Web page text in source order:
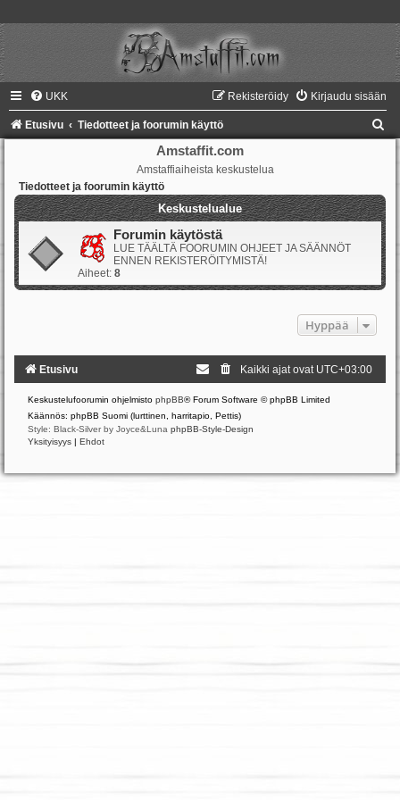
UKK Kirjaudu sisään
Rekisteröidy
Etusivu Tiedotteet ja foorumin käyttö
Amstaffit.com
Amstaffiaiheista keskustelua
Tiedotteet ja foorumin käyttö
Keskustelualue
Forumin käytöstä
LUE TÄÄLTÄ FOORUMIN OHJEET JA SÄÄNNÖT
ENNEN REKISTERÖITYMISTÄ!
Aiheet: 8
Hyppää
Etusivu Kaikki ajat ovat UTC+03:00
Keskustelufoorumin ohjelmisto phpBB® Forum Software © phpBB Limited
Käännös: phpBB Suomi (lurttinen, harritapio, Pettis)
Style: Black-Silver by Joyce&Luna phpBB-Style-Design
Yksityisyys | Ehdot